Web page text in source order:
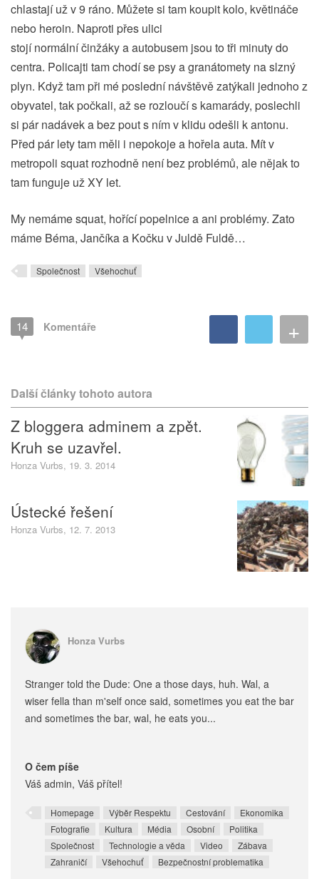
chlastají už v 9 ráno. Můžete si tam koupit kolo, květináče
nebo heroin. Naproti přes ulici
stojí normální činžáky a autobusem jsou to tři minuty do
centra. Policajti tam chodí se psy a granátomety na slzný
plyn. Když tam při mé poslední návštěvě zatýkali jednoho z
obyvatel, tak počkali, až se rozloučí s kamarády, poslechli
si pár nadávek a bez pout s ním v klidu odešli k antonu.
Před pár lety tam měli i nepokoje a hořela auta. Mít v
metropoli squat rozhodně není bez problémů, ale nějak to
tam funguje už XY let.
My nemáme squat, hořící popelnice a ani problémy. Zato
máme Béma, Jančíka a Kočku v Juldě Fuldě…
Společnost Všehochuť
14 Komentáře +
Další články tohoto autora
Z bloggera adminem a zpět.
Kruh se uzavřel.
Honza Vurbs, 19. 3. 2014
Ústecké řešení
Honza Vurbs, 12. 7. 2013
Honza Vurbs
Stranger told the Dude: One a those days, huh. Wal, a
wiser fella than m'self once said, sometimes you eat the bar
and sometimes the bar, wal, he eats you...
O čem píše
Váš admin, Váš přítel!
Homepage Výběr Respektu Cestování
Ekonomika
Fotografie
Kultura Média Osobní
Politika
Společnost
Technologie a věda Video
Zábava
Zahraničí
Všehochuť Bezpečnostní problematika